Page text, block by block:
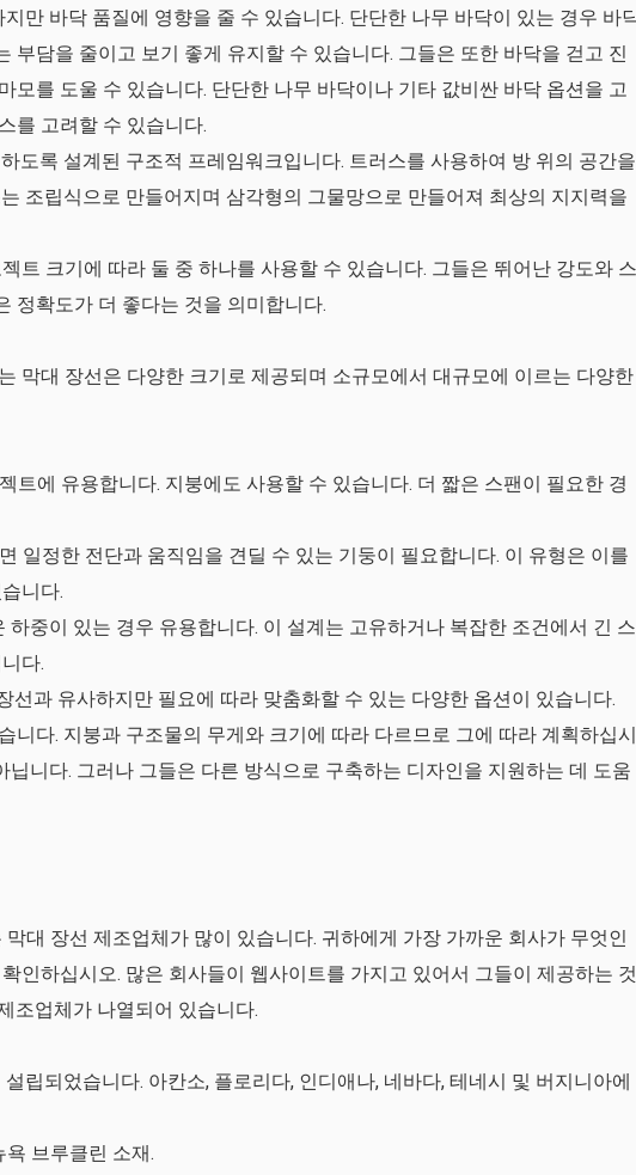
만 바닥 품질에 영향을 줄 수 있습니다. 단단한 나무 바닥이 있는 경우 바
부담을 줄이고 보기 좋게 유지할 수 있습니다. 그들은 또한 바닥을 걷고 진
모를 도울 수 있습니다. 단단한 나무 바닥이나 기타 값비싼 바닥 옵션을 고
를 고려할 수 있습니다.
도록 설계된 구조적 프레임워크입니다. 트러스를 사용하여 방 위의 공간을
조립식으로 만들어지며 삼각형의 그물망으로 만들어져 최상의 지지력을
트 크기에 따라 둘 중 하나를 사용할 수 있습니다. 그들은 뛰어난 강도와 스
정확도가 더 좋다는 것을 의미합니다.
막대 장선은 다양한 크기로 제공되며 소규모에서 대규모에 이르는 다양한
트에 유용합니다. 지붕에도 사용할 수 있습니다. 더 짧은 스팬이 필요한 경
일정한 전단과 움직임을 견딜 수 있는 기둥이 필요합니다. 이 유형은 이를
니다.
하중이 있는 경우 유용합니다. 이 설계는 고유하거나 복잡한 조건에서 긴 스
다.
선과 유사하지만 필요에 따라 맞춤화할 수 있는 다양한 옵션이 있습니다.
니다. 지붕과 구조물의 무게와 크기에 따라 다르므로 그에 따라 계획하십시
닙니다. 그러나 그들은 다른 방식으로 구축하는 디자인을 지원하는 데 도움
대 장선 제조업체가 많이 있습니다. 귀하에게 가장 가까운 회사가 무엇인
인하십시오. 많은 회사들이 웹사이트를 가지고 있어서 그들이 제공하는 것
조업체가 나열되어 있습니다.
립되었습니다. 아칸소, 플로리다, 인디애나, 네바다, 테네시 및 버지니아에
브루클린 소재.